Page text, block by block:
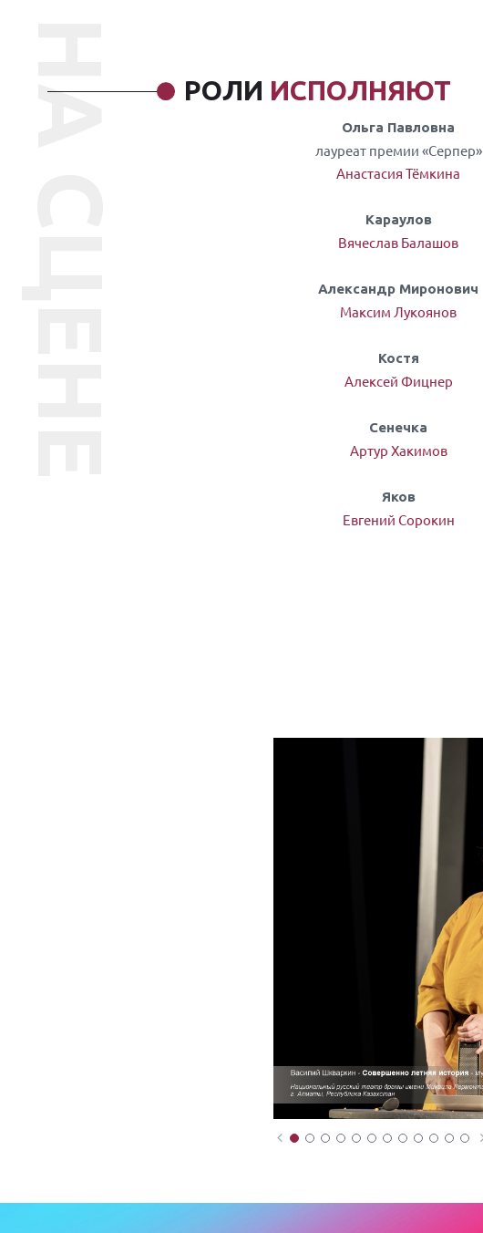
РОЛИ ИСПОЛНЯЮТ
НА СЦЕНЕ Ольга Павловна
лауреат премии «Серпер»
Анастасия Тёмкина
Караулов
Вячеслав Балашов
Александр Миронович
Максим Лукоянов
Костя
Алексей Фицнер
Сенечка
Артур Хакимов
Яков
Евгений Сорокин